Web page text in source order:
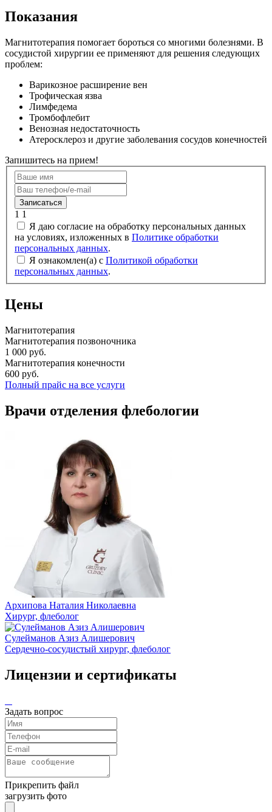
Показания
Магнитотерапия помогает бороться со многими болезнями. В
сосудистой хирургии ее применяют для решения следующих
проблем:
Варикозное расширение вен
Трофическая язва
Лимфедема
Тромбофлебит
Венозная недостаточность
Атеросклероз и другие заболевания сосудов конечностей
Запишитесь на прием!
Записаться
1 1
на условиях, изложенных в Политике обработки
персональных данных.
Я ознакомлен(а) с Политикой обработки
персональных данных.
Цены
Магнитотерапия
Магнитотерапия позвоночника
1 000 руб.
Магнитотерапия конечности
600 руб.
Полный прайс на все услуги
Врачи отделения флебологии
Архипова Наталия Николаевна
Хирург, флеболог
Сулейманов Азиз Алишерович
Сердечно-сосудистый хирург, флеболог
Лицензии и сертификаты
Задать вопрос
Прикрепить файл
загрузить фото